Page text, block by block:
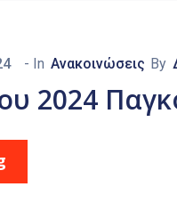
- In Ανακοινώσεις By
2024